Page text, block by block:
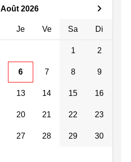
Août 2026
Je Ve Sa Di
1 2
6 7 8 9
13 14 15 16
20 21 22 23
27 28 29 30